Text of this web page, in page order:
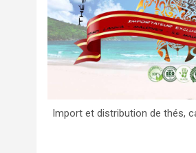
Import et distribution de thés,